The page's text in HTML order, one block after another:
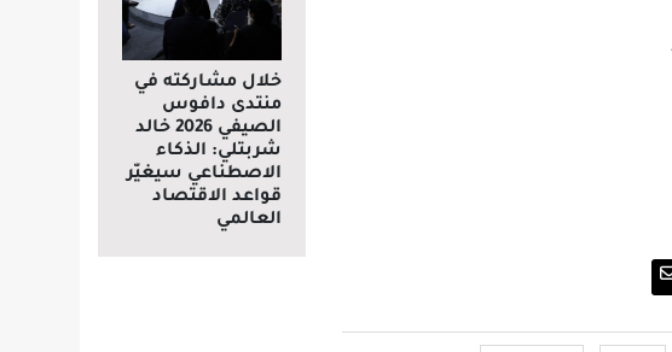
خلال مشاركته في
منتدى دافوس
الصيفي 2026 خالد
شربتلي: الذكاء
الاصطناعي سيغيّر
قواعد الاقتصاد
العالمي